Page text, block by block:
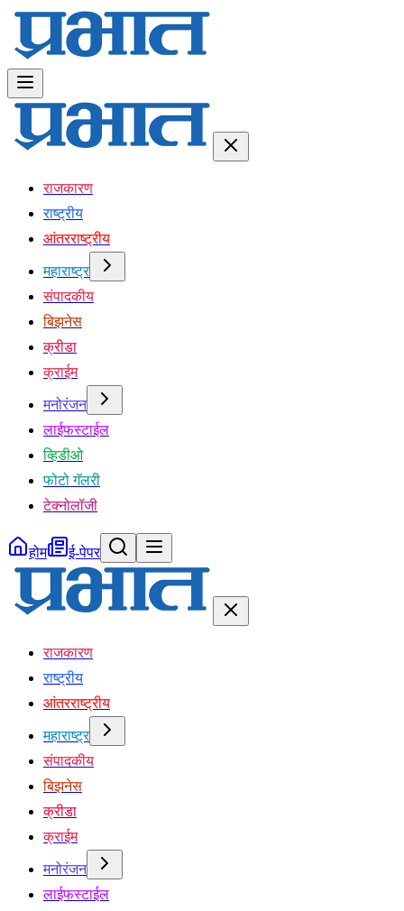
राजकारण
राष्ट्रीय
आंतरराष्ट्रीय
महाराष्ट्र
संपादकीय
बिझनेस
क्रीडा
क्राईम
मनोरंजन
लाईफस्टाईल
व्हिडीओ
फोटो गॅलरी
टेक्नोलॉजी
होम ई-पेपर
राजकारण
राष्ट्रीय
आंतरराष्ट्रीय
महाराष्ट्र
संपादकीय
बिझनेस
क्रीडा
क्राईम
मनोरंजन
लाईफस्टाईल